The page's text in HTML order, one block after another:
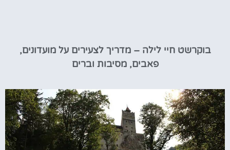
בוקרשט חיי לילה – מדריך לצעירים על מועדונים,
פאבים, מסיבות וברים